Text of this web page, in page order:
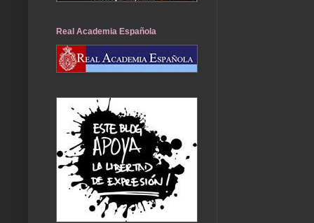
Real Academia Española